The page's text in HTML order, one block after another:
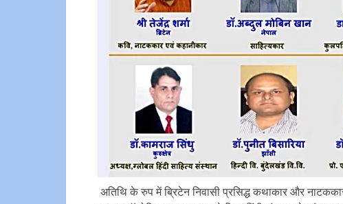
अतिथि के रुप में ब्रिटेन निवासी प्रसिद्ध कथाकार और